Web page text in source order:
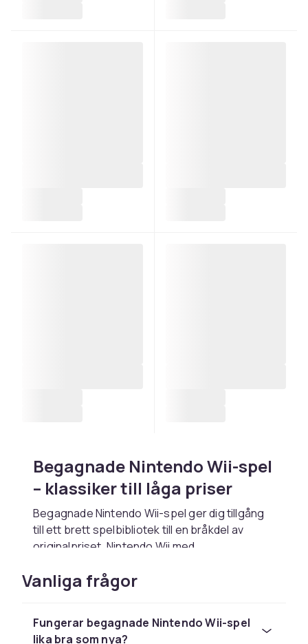
Begagnade Nintendo Wii-spel
– klassiker till låga priser
Begagnade Nintendo Wii-spel ger dig tillgång
till ett brett spelbibliotek till en bråkdel av
originalpriset. Nintendo Wii med
Populära titlar inkluderar Wii Sports, Super
Mario Galaxy och Mario Kart Wii.
Tips för att köpa begagnade
Vanliga frågor
Fungerar begagnade Nintendo Wii-spel
lika bra som nya?